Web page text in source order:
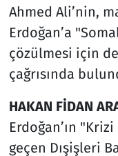
Ahmed Ali’nin,
Erdoğan’a
çözülmesi için
çağrısında
HAKAN FİDAN
Erdoğan’ın
geçen Dışişleri
Televizyon